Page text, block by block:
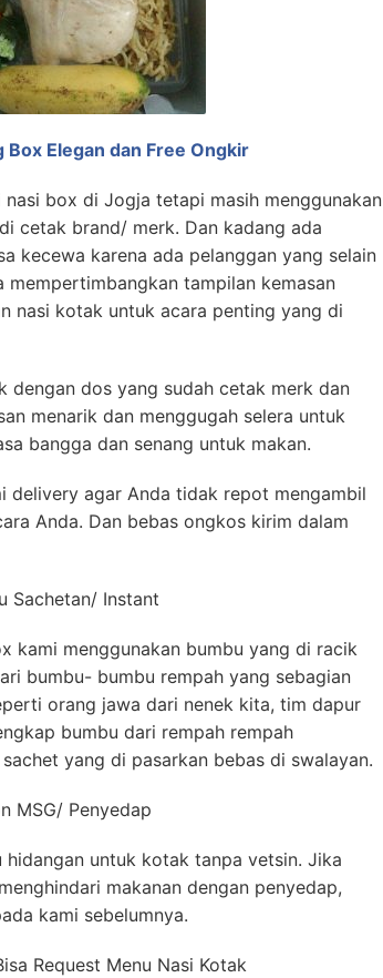
Box Elegan dan Free Ongkir
nasi box di Jogja tetapi masih menggunakan
cetak brand/ merk. Dan kadang ada
kecewa karena ada pelanggan yang selain
mempertimbangkan tampilan kemasan
nasi kotak untuk acara penting yang di
dengan dos yang sudah cetak merk dan
menarik dan menggugah selera untuk
bangga dan senang untuk makan.
delivery agar Anda tidak repot mengambil
Anda. Dan bebas ongkos kirim dalam
Sachetan/ Instant
kami menggunakan bumbu yang di racik
bumbu- bumbu rempah yang sebagian
orang jawa dari nenek kita, tim dapur
bumbu dari rempah rempah
yang di pasarkan bebas di swalayan.
MSG/ Penyedap
hidangan untuk kotak tanpa vetsin. Jika
makanan dengan penyedap,
kami sebelumnya.
Request Menu Nasi Kotak